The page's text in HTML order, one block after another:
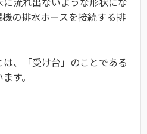
の排水ホースを接続する排
、「受け台」のことである
す。